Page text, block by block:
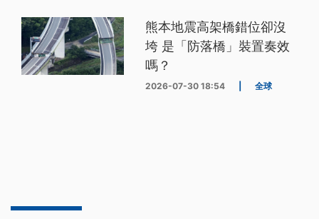
熊本地震高架橋錯位卻沒
垮 是「防落橋」裝置奏效
嗎？
2026-07-30 18:54 全球